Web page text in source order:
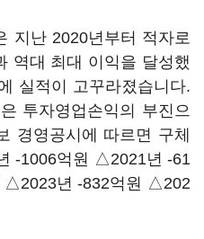
지난 2020년부터 적자로
역대 최대 이익을 달성했
실적이 고꾸라졌습니다.
투자영업손익의 부진으
경영공시에 따르면 구체
-1006억원 △2021년 -61
△2023년 -832억원 △202